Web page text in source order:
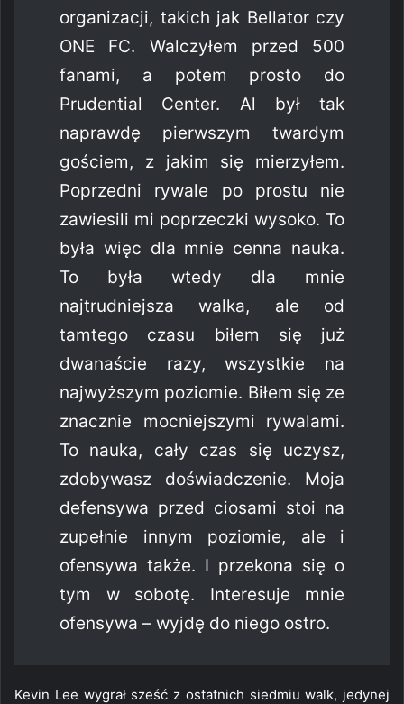
organizacji, takich jak Bellator czy
ONE FC. Walczyłem przed 500
fanami, a potem prosto do
Prudential Center. Al był tak
naprawdę pierwszym twardym
gościem, z jakim się mierzyłem.
Poprzedni rywale po prostu nie
zawiesili mi poprzeczki wysoko. To
była więc dla mnie cenna nauka.
To była wtedy dla mnie
najtrudniejsza walka, ale od
tamtego czasu biłem się już
dwanaście razy, wszystkie na
najwyższym poziomie. Biłem się ze
znacznie mocniejszymi rywalami.
To nauka, cały czas się uczysz,
zdobywasz doświadczenie. Moja
defensywa przed ciosami stoi na
zupełnie innym poziomie, ale i
ofensywa także. I przekona się o
tym w sobotę. Interesuje mnie
ofensywa – wyjdę do niego ostro.
Kevin Lee wygrał sześć z ostatnich siedmiu walk, jedynej